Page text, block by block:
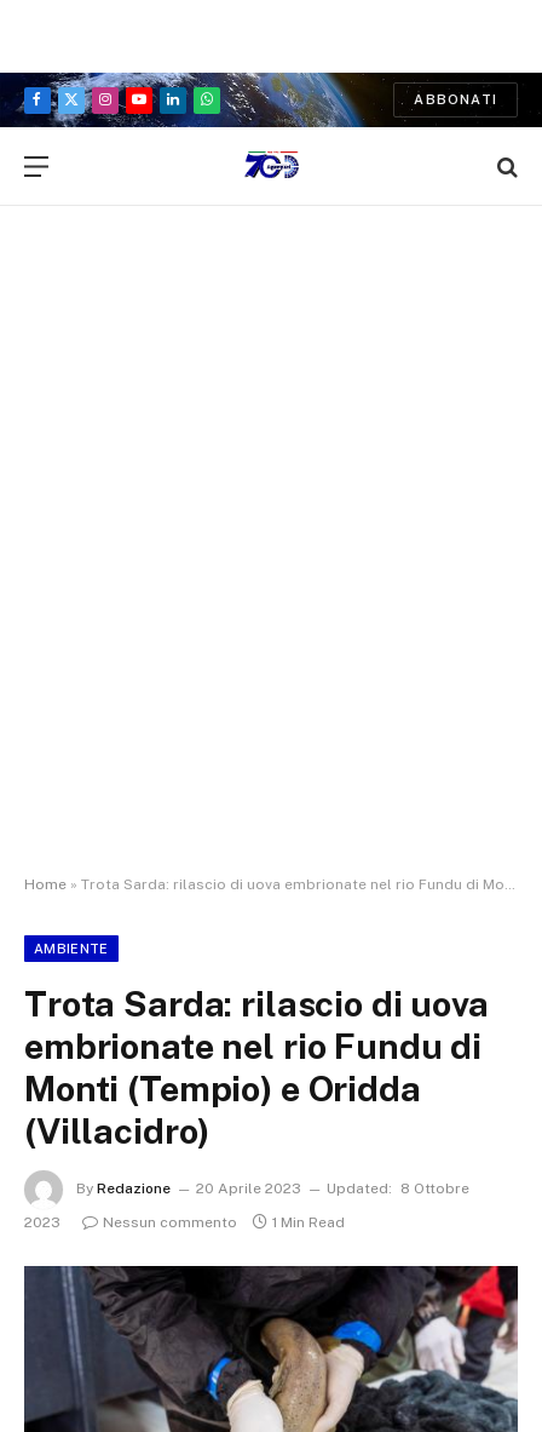
Facebook
X
Instagram
YouTubeLinkedInWhatsApp
ABBONATI
Home » Trota Sarda: rilascio di uova embrionate nel rio Fundu di Monti (Tempio) e Oridda (Villacidro)
AMBIENTE
Trota Sarda: rilascio di uova
embrionate nel rio Fundu di
Monti (Tempio) e Oridda
(Villacidro)
By Redazione 20 Aprile 2023 Updated:
8 Ottobre
2023
Nessun commento 1 Min Read